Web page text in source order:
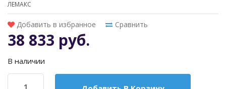
ЛЕМАКС
Добавить в избранное Сравнить
38 833 руб.
В наличии